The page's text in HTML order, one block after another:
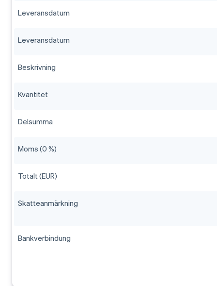
Leveransdatum
Leveransdatum
Beskrivning
Kvantitet
Delsumma
Moms (0 %)
Totalt (EUR)
Skatteanmärkning
Bankverbindung